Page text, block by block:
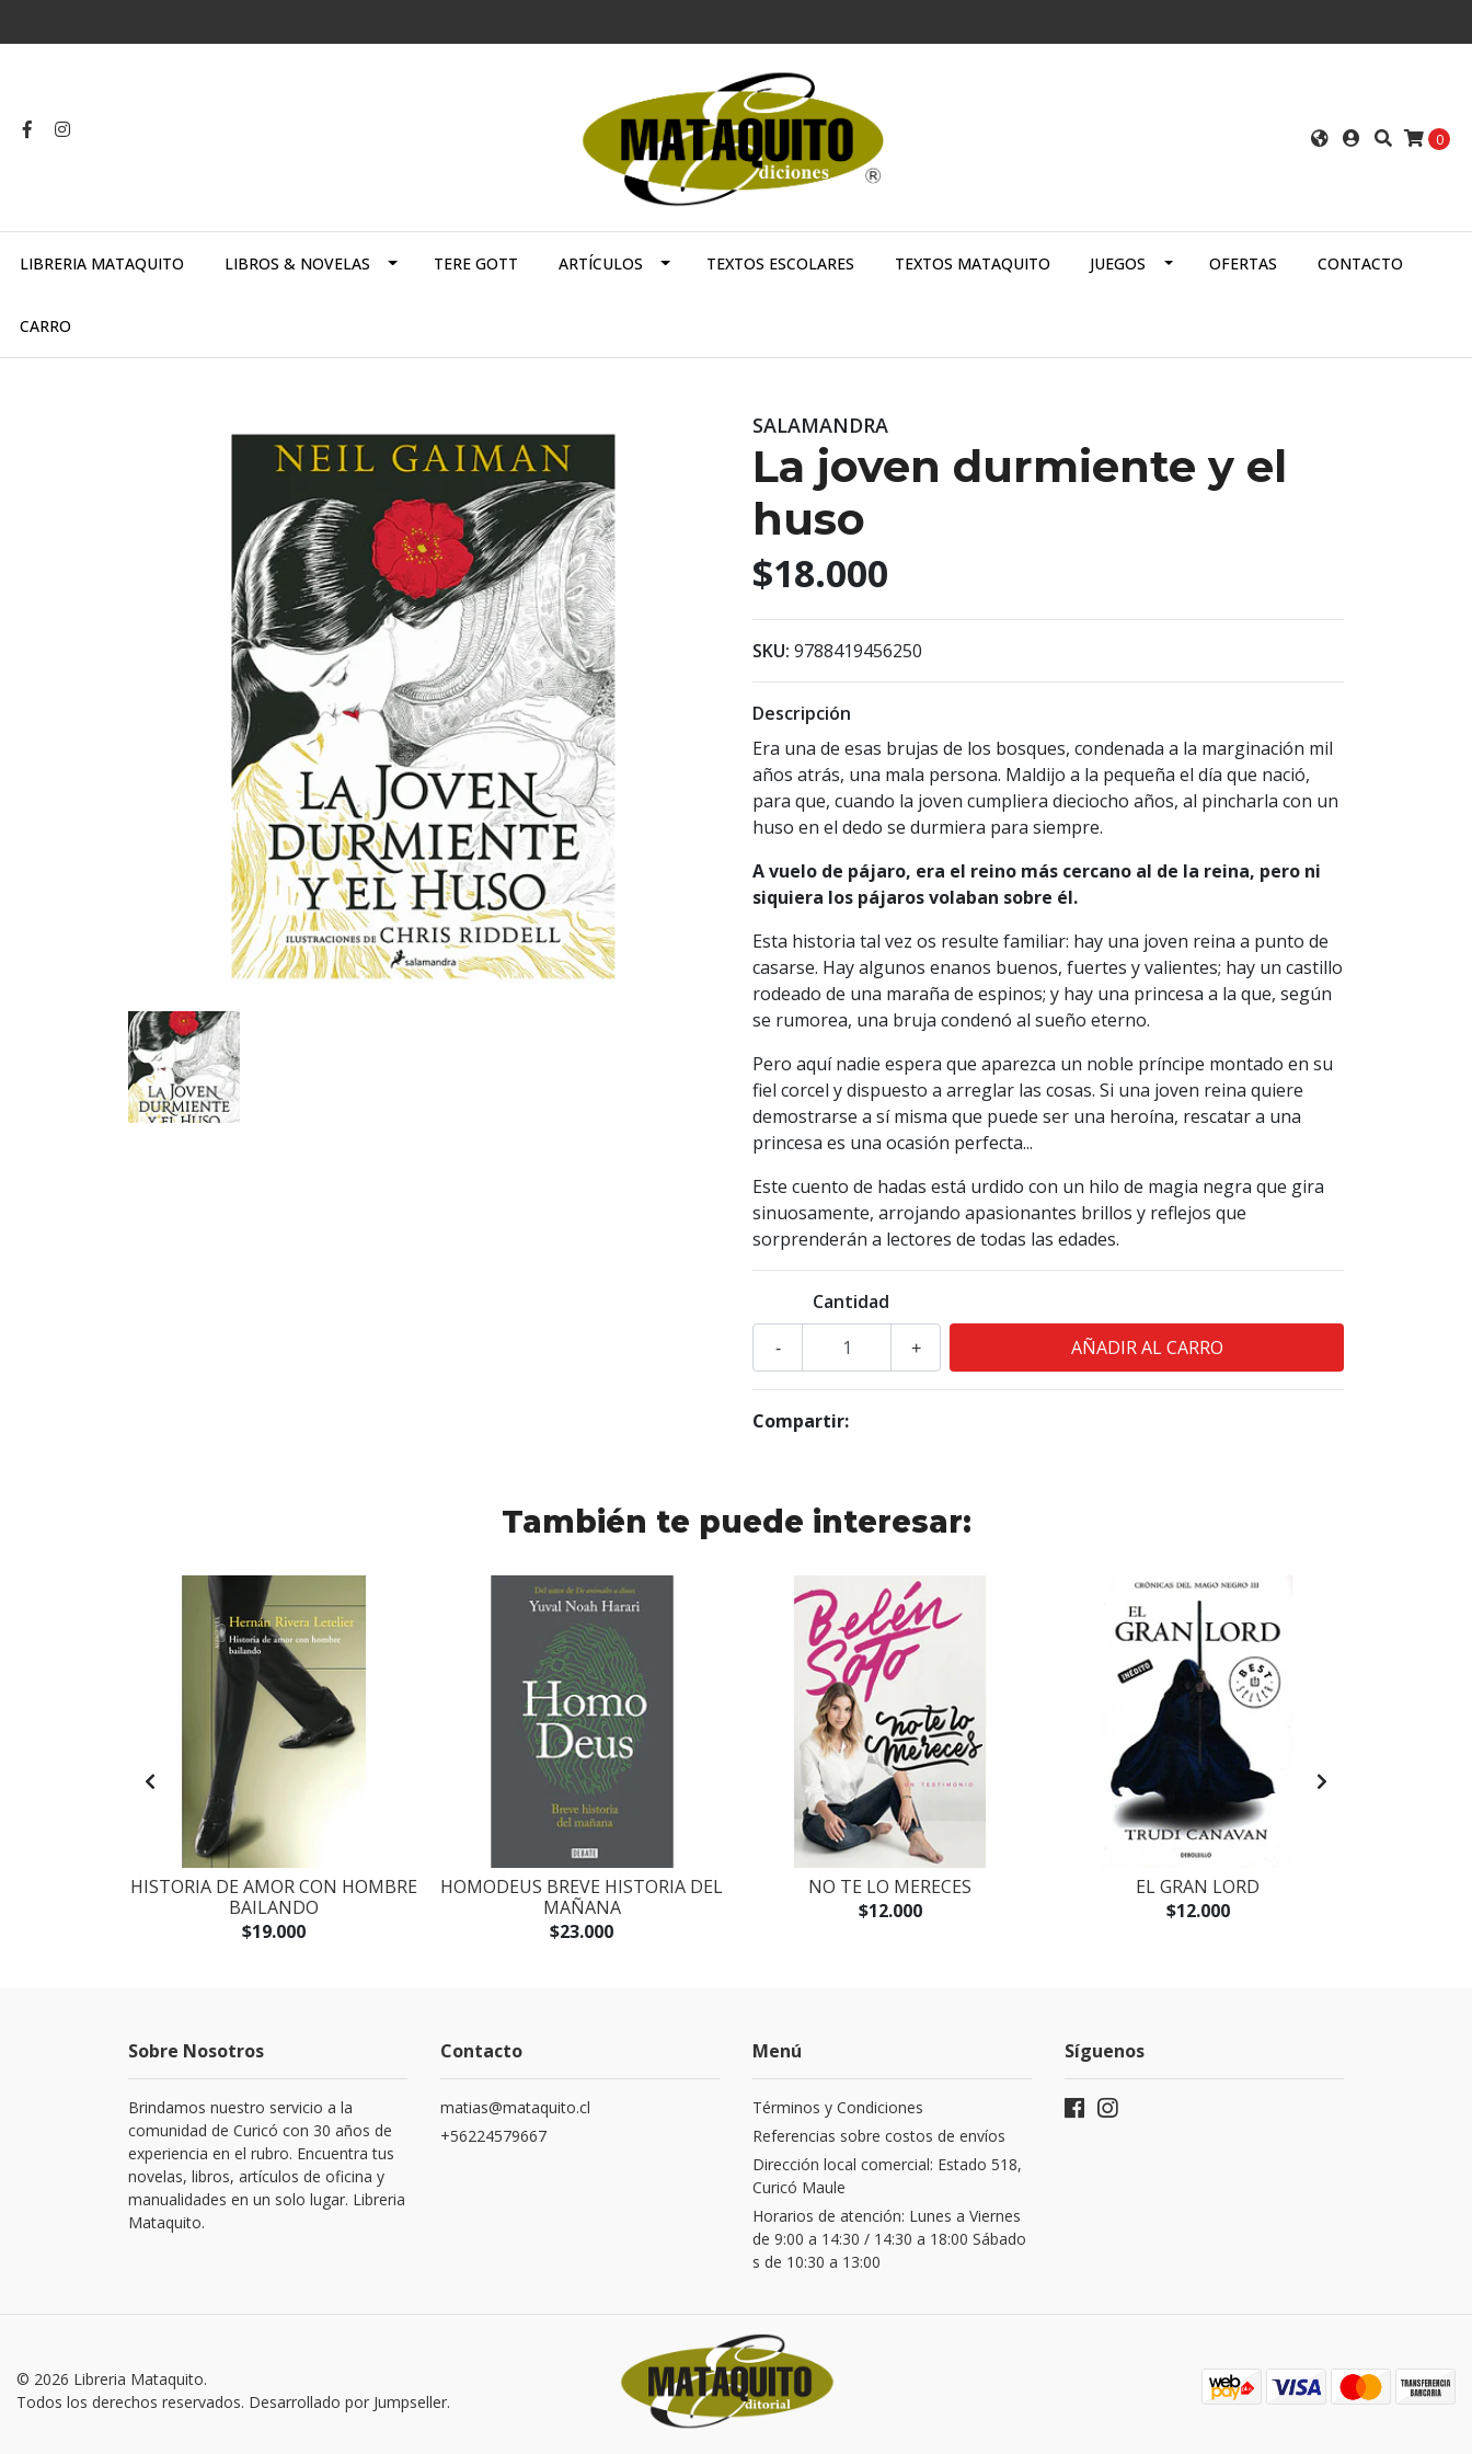
0
LIBRERIA MATAQUITO LIBROS & NOVELAS TERE GOTT ARTÍCULOS TEXTOS ESCOLARES TEXTOS MATAQUITO JUEGOS OFERTAS CONTACTO
CARRO
SALAMANDRA
La joven durmiente y el
huso
$18.000
SKU: 9788419456250
Descripción
Era una de esas brujas de los bosques, condenada a la marginación mil
años atrás, una mala persona. Maldijo a la pequeña el día que nació,
para que, cuando la joven cumpliera dieciocho años, al pincharla con un
huso en el dedo se durmiera para siempre.
A vuelo de pájaro, era el reino más cercano al de la reina, pero ni
siquiera los pájaros volaban sobre él.
Esta historia tal vez os resulte familiar: hay una joven reina a punto de
casarse. Hay algunos enanos buenos, fuertes y valientes; hay un castillo
rodeado de una maraña de espinos; y hay una princesa a la que, según
se rumorea, una bruja condenó al sueño eterno.
Pero aquí nadie espera que aparezca un noble príncipe montado en su
fiel corcel y dispuesto a arreglar las cosas. Si una joven reina quiere
demostrarse a sí misma que puede ser una heroína, rescatar a una
princesa es una ocasión perfecta...
Este cuento de hadas está urdido con un hilo de magia negra que gira
sinuosamente, arrojando apasionantes brillos y reflejos que
sorprenderán a lectores de todas las edades.
Cantidad
+
-
Compartir:
También te puede interesar:
HISTORIA DE AMOR CON HOMBRE
BAILANDO
$19.000
HOMODEUS BREVE HISTORIA DEL
MAÑANA
$23.000
NO TE LO MERECES
$12.000
EL GRAN LORD
$12.000
Sobre Nosotros
Brindamos nuestro servicio a la
comunidad de Curicó con 30 años de
experiencia en el rubro. Encuentra tus
novelas, libros, artículos de oficina y
manualidades en un solo lugar. Libreria
Mataquito.
Contacto
matias@mataquito.cl
+56224579667
Menú
Términos y Condiciones
Referencias sobre costos de envíos
Dirección local comercial: Estado 518,
Curicó Maule
Horarios de atención: Lunes a Viernes
de 9:00 a 14:30 / 14:30 a 18:00 Sábado
s de 10:30 a 13:00
Síguenos
© 2026 Libreria Mataquito.
Todos los derechos reservados. Desarrollado por Jumpseller.